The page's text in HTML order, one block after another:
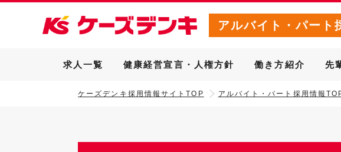
アルバイト・パート
求人一覧 健康経営宣言・人権方針 働き方紹介 先
ケーズデンキ採用情報サイトTOP アルバイト・パート採用情報